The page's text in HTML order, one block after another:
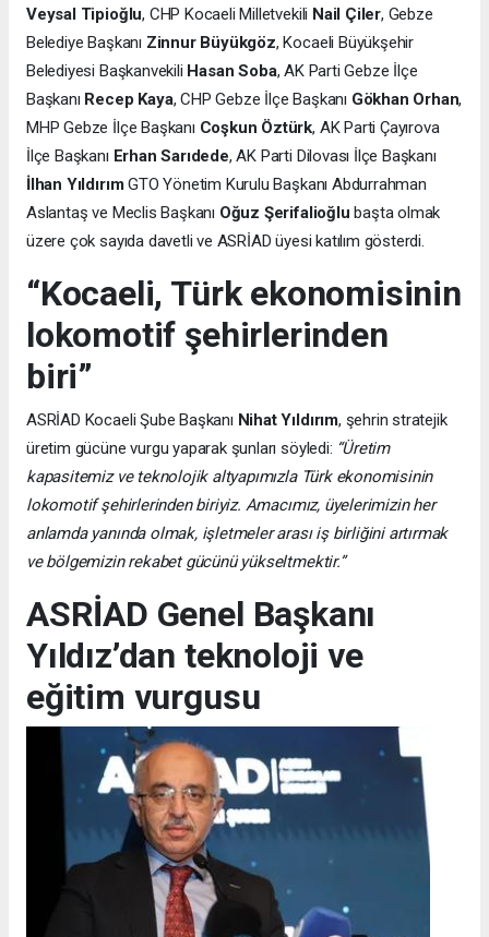
Veysal Tipioğlu, CHP Kocaeli Milletvekili Nail Çiler, Gebze
Belediye Başkanı Zinnur Büyükgöz, Kocaeli Büyükşehir
Belediyesi Başkanvekili Hasan Soba, AK Parti Gebze İlçe
Başkanı Recep Kaya, CHP Gebze İlçe Başkanı Gökhan Orhan,
MHP Gebze İlçe Başkanı Coşkun Öztürk, AK Parti Çayırova
İlçe Başkanı Erhan Sarıdede, AK Parti Dilovası İlçe Başkanı
İlhan YıldırımGTO Yönetim Kurulu Başkanı Abdurrahman
Aslantaş ve Meclis Başkanı Oğuz Şerifalioğlu başta olmak
üzere çok sayıda davetli ve ASRİAD üyesi katılım gösterdi.
“Kocaeli, Türk ekonomisinin
lokomotif şehirlerinden
biri”
ASRİAD Kocaeli Şube Başkanı Nihat Yıldırım, şehrin stratejik
üretim gücüne vurgu yaparak şunları söyledi: “Üretim
kapasitemiz ve teknolojik altyapımızla Türk ekonomisinin
lokomotif şehirlerinden biriyiz. Amacımız, üyelerimizin her
anlamda yanında olmak, işletmeler arası iş birliğini artırmak
ve bölgemizin rekabet gücünü yükseltmektir.”
ASRİAD Genel Başkanı
Yıldız’dan teknoloji ve
eğitim vurgusu